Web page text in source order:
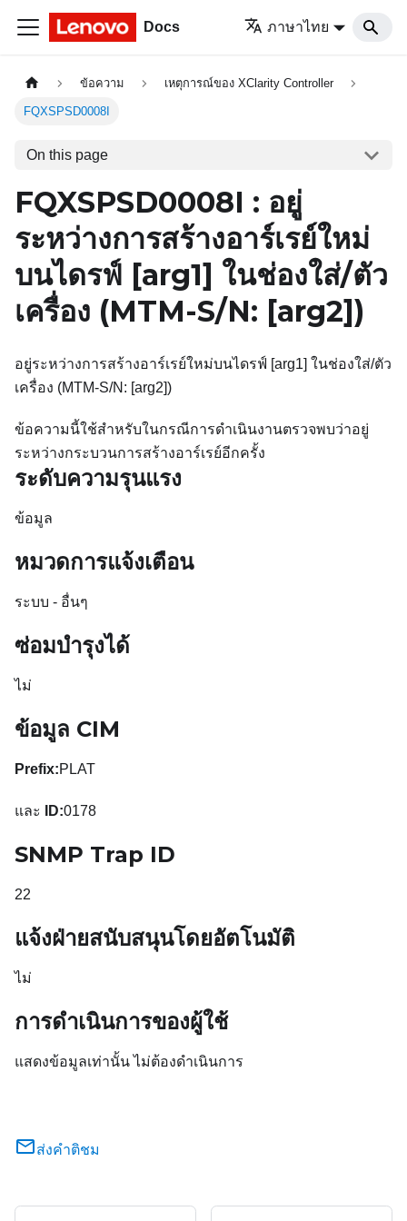
Docs ภาษาไทย
ข้อความ เหตุการณ์ของ XClarity Controller
FQXSPSD0008I
On this page
FQXSPSD0008I : อยู่
ระหว่างการสร้างอาร์เรย์ใหม่
บนไดรฟ์ [arg1] ในช่องใส่/ตัว
เครื่อง (MTM-S/N: [arg2] )
อยู่ระหว่างการสร้างอาร์เรย์ใหม่บนไดรฟ์ [arg1] ในช่องใส่/ตัว
เครื่อง (MTM-S/N: [arg2])
ข้อความนี้ใช้สำหรับในกรณีการดำเนินงานตรวจพบว่าอยู่
ระหว่างกระบวนการสร้างอาร์เรย์อีกครั้ง
ระดับความรุนแรง
ข้อมูล
หมวดการแจ้งเตือน
ระบบ - อื่นๆ
ซ่อมบำรุงได้
ไม่
ข้อมูล CIM
Prefix:PLAT
และ ID:0178
SNMP Trap ID
22
แจ้งฝ่ายสนับสนุนโดยอัตโนมัติ
ไม่
การดำเนินการของผู้ใช้
แสดงข้อมูลเท่านั้น ไม่ต้องดำเนินการ
ส่งคำติชม